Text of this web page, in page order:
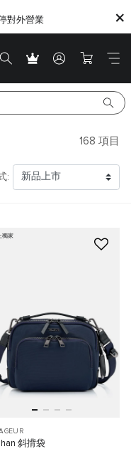
對外營業
168 項目
:
獨家
斜揹袋